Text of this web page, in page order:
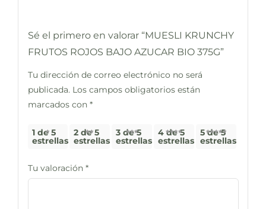
Sé el primero en valorar “MUESLI KRUNCHY
FRUTOS ROJOS BAJO AZUCAR BIO 375G”
Tu dirección de correo electrónico no será
publicada. Los campos obligatorios están
marcados con *
1 de 5
estrellas
2 de 5
estrellas
3 de 5
estrellas
4 de 5
estrellas
5 de 5
estrellas
Tu valoración *